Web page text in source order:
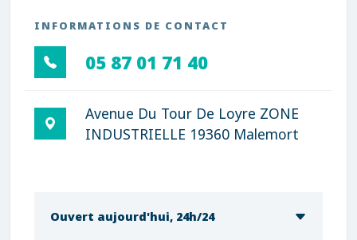
INFORMATIONS DE CONTACT
05 87 01 71 40
Avenue Du Tour De Loyre ZONE
INDUSTRIELLE 19360 Malemort
Ouvert aujourd'hui, 24h/24